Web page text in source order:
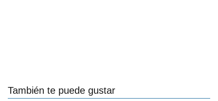
También te puede gustar